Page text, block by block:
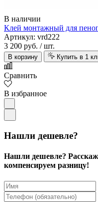
В наличии
Клей монтажный для
Артикул: vrd222
3 200 руб. / шт.
В корзину Купить в 1
Сравнить
В избранное
Нашли дешевле?
Нашли дешевле?
компенсируем разницу!